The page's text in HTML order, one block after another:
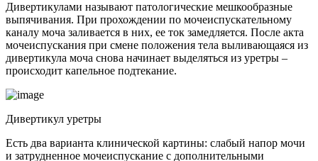
Дивертикулами называют патологические мешкообразные
выпячивания. При прохождении по мочеиспускательному
каналу моча заливается в них, ее ток замедляется. После акта
мочеиспускания при смене положения тела выливающаяся из
дивертикула моча снова начинает выделяться из уретры –
происходит капельное подтекание.
Дивертикул уретры
Есть два варианта клинической картины: слабый напор мочи
и затрудненное мочеиспускание с дополнительными